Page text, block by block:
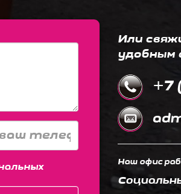
Или
удобным
+7
Наш офис